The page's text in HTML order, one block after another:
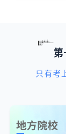
第
只有考